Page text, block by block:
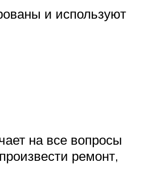
и используют
на все вопросы
ремонт,